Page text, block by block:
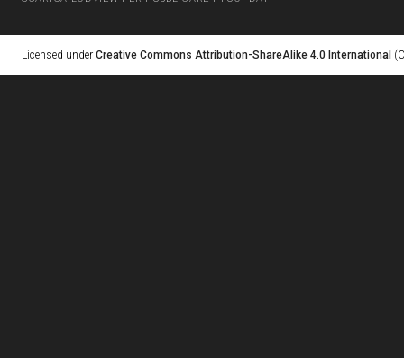
Licensed under Creative Commons Attribution-ShareAlike 4.0 International